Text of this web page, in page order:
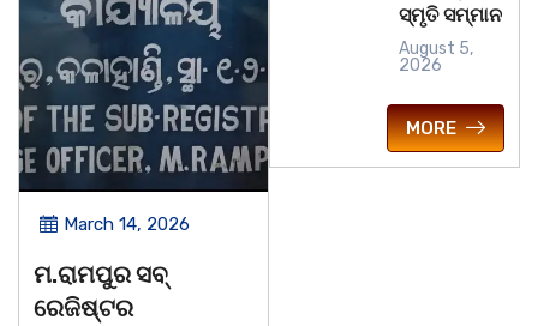
March 14, 2026
ମ.ରାମପୁର ସବ୍
ରେଜିଷ୍ଟର
ସ୍ମୃତି ସମ୍ମାନ
August 5,
2026
MORE